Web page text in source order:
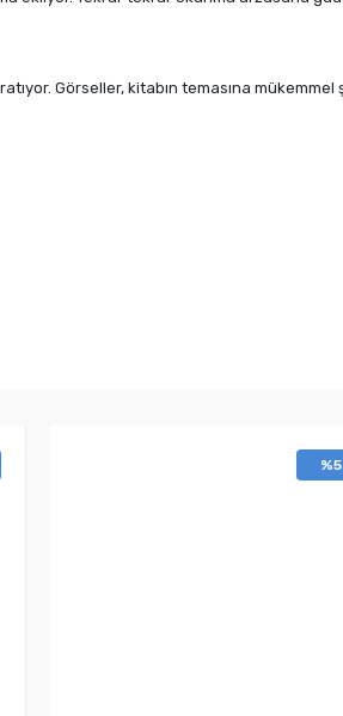
Görseller, kitabın temasına mükemmel
%5